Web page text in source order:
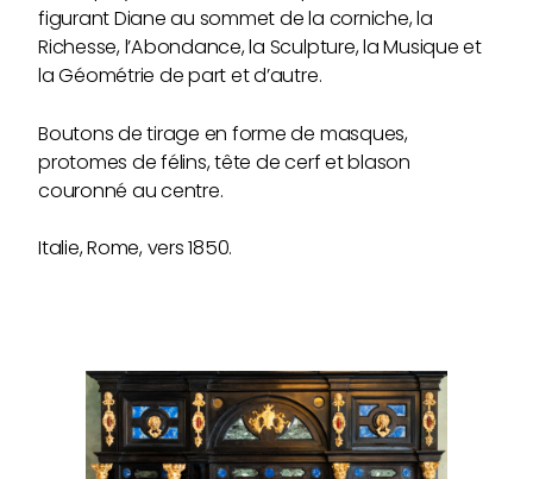
figurant Diane au sommet de la corniche, la
Richesse, l’Abondance, la Sculpture, la Musique et
la Géométrie de part et d’autre.
Boutons de tirage en forme de masques,
protomes de félins, tête de cerf et blason
couronné au centre.
Italie, Rome, vers 1850.